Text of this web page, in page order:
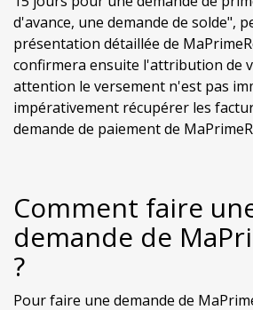
d'avance, une demande de solde",
présentation détaillée de
confirmera ensuite l'attribution de
attention le versement n'est pas
impérativement récupérer les
demande de paiement de
Comment faire
demande de
?
Pour faire une demande de